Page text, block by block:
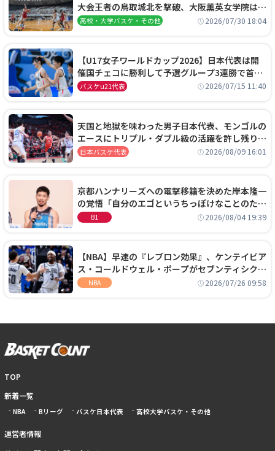
大会王者の鳥取城北を撃破、大阪薫英女学院は岐
阜女子に完勝、大会3日目試合結果
高校・大学バスケ・その他 2026/07/30 18:04
【U17女子ワールドカップ2026】日本代表は開
催国チェコに勝利して予選グループ3連勝で首位
通過！準々決勝の相手はエジプトに決定
バスケu21代表 2026/07/15 11:40
天国と地獄を味わった男子日本代表、モンゴルの
エースにトリプル・ダブル級の活躍を許し残り
0.4秒に失点する悔しい敗戦
日本バスケ代表 2026/08/09 16:01
京都ハンナリーズへの電撃移籍を決めた岸本隆一
の覚悟「自分のエゴというちっぽけなことのため
に、京都に来たわけではない」
B1 2026/08/04 19:39
【NBA】早速の『レブロン効果』、ケンテイビア
ス・コールドウェル・ポープがセブンティシクサ
ーズに1年契約で加入
NBA 2026/07/26 09:58
TOP
新着一覧
NBA Bリーグ バスケ日本代表 高校大学バスケ・その他
運営者情報